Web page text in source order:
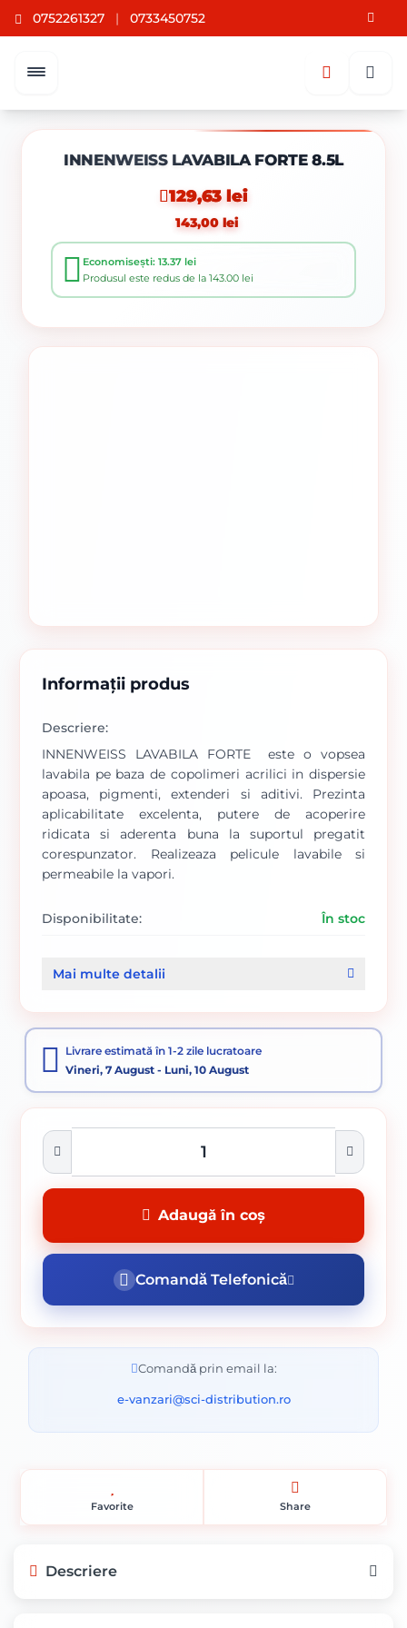
0752261327 | 0733450752
INNENWEISS LAVABILA FORTE 8.5L
129,63 lei
143,00 lei
Economisești: 13.37 lei
Produsul este redus de la 143.00 lei
Informații produs
Descriere:
INNENWEISS LAVABILA FORTE este o vopsea
lavabila pe baza de copolimeri acrilici in dispersie
apoasa, pigmenti, extenderi si aditivi. Prezinta
aplicabilitate excelenta, putere de acoperire
ridicata si aderenta buna la suportul pregatit
corespunzator. Realizeaza pelicule lavabile si
permeabile la vapori.
Disponibilitate: În stoc
Mai multe detalii
Livrare estimată în 1-2 zile lucratoare
Vineri, 7 August - Luni, 10 August
Adaugă în coș
Comandă Telefonică
Comandă prin email la:
e-vanzari@sci-distribution.ro
Favorite Share
Descriere